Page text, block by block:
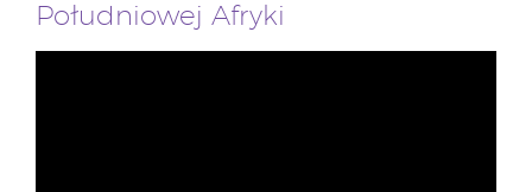
Południowej Afryki